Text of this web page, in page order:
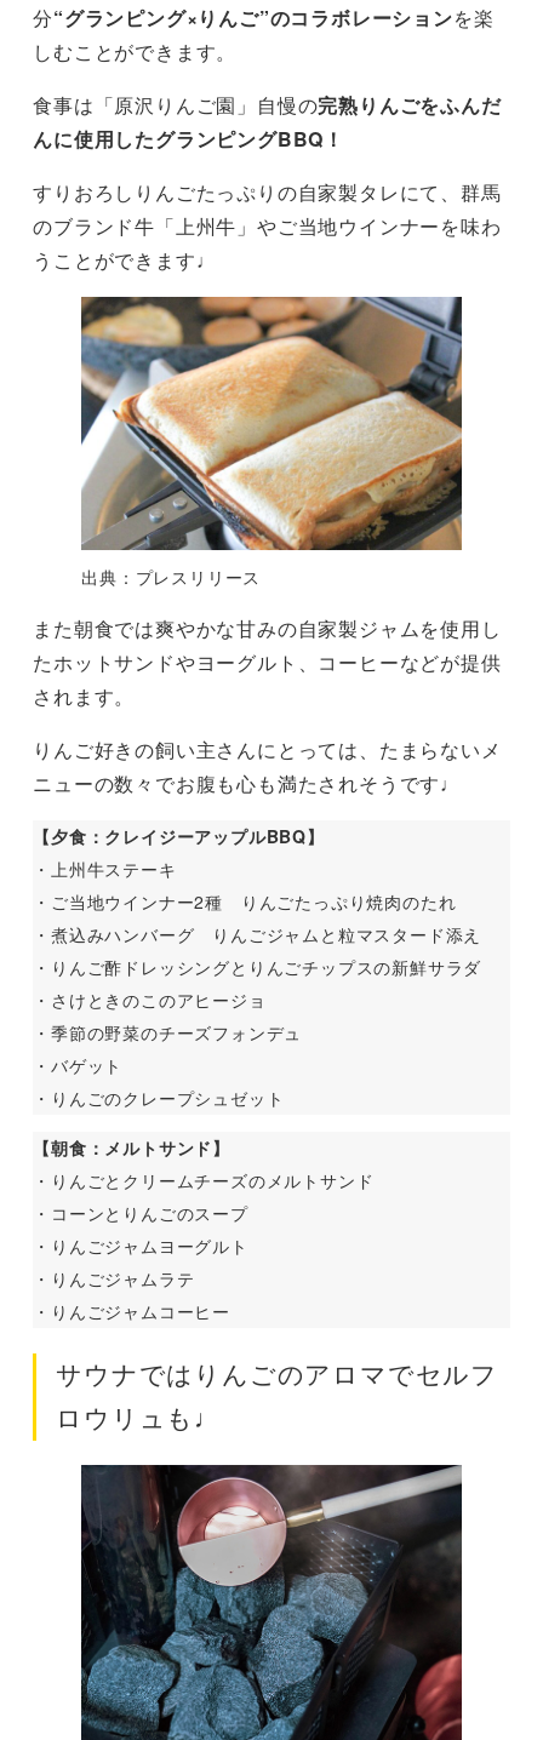
分“グランピング×りんご”のコラボレーションを楽
しむことができます。
食事は「原沢りんご園」自慢の完熟りんごをふんだ
んに使用したグランピングBBQ！
すりおろしりんごたっぷりの自家製タレにて、群馬
のブランド牛「上州牛」やご当地ウインナーを味わ
うことができます♩
出典：プレスリリース
また朝食では爽やかな甘みの自家製ジャムを使用し
たホットサンドやヨーグルト、コーヒーなどが提供
されます。
りんご好きの飼い主さんにとっては、たまらないメ
ニューの数々でお腹も心も満たされそうです♩
【夕食：クレイジーアップルBBQ】
・上州牛ステーキ
・ご当地ウインナー2種 りんごたっぷり焼肉のたれ
・煮込みハンバーグ りんごジャムと粒マスタード添え
・りんご酢ドレッシングとりんごチップスの新鮮サラダ
・さけときのこのアヒージョ
・季節の野菜のチーズフォンデュ
・バゲット
・りんごのクレープシュゼット
【朝食：メルトサンド】
・りんごとクリームチーズのメルトサンド
・コーンとりんごのスープ
・りんごジャムヨーグルト
・りんごジャムラテ
・りんごジャムコーヒー
サウナではりんごのアロマでセルフ
ロウリュも♩